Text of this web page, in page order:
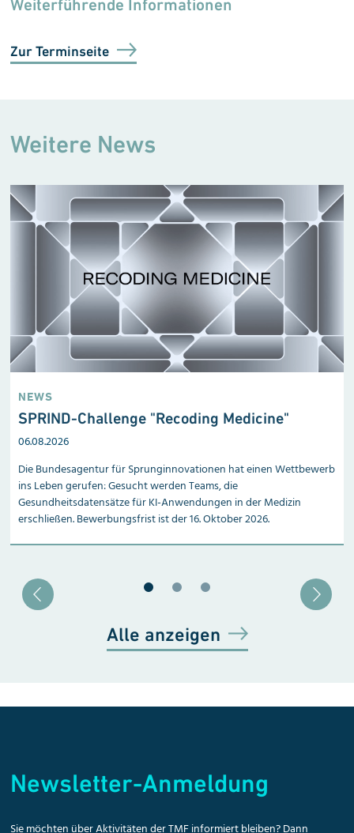
Weiterführende Informationen
Zur Terminseite
Weitere News
NEWS
SPRIND-Challenge "Recoding Medicine"
06.08.2026
Die Bundesagentur für Sprunginnovationen hat einen Wettbewerb
ins Leben gerufen: Gesucht werden Teams, die
Gesundheitsdatensätze für KI-Anwendungen in der Medizin
erschließen. Bewerbungsfrist ist der 16. Oktober 2026.
Alle anzeigen
Newsletter-Anmeldung